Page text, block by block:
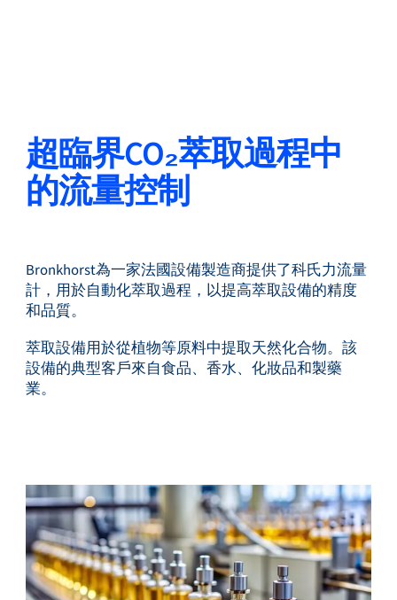
返回
產品
應用領域
培訓與學習
關閉
超臨界CO₂萃取過程中
的流量控制
Bronkhorst為一家法國設備製造商提供了科氏力流量
計，用於自動化萃取過程，以提高萃取設備的精度
和品質。
萃取設備用於從植物等原料中提取天然化合物。該
設備的典型客戶來自食品、香水、化妝品和製藥
業。